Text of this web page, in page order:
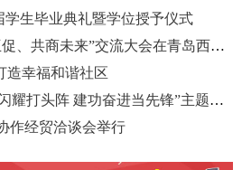
学生毕业典礼暨学位授予仪式
第二届北大-青岛“产学互促、共商未来”交流大会在青岛西海岸举行
造幸福和谐社区
青岛市工商联举办“党徽闪耀打头阵 建功奋进当先锋”主题活动
作经贸洽谈会举行